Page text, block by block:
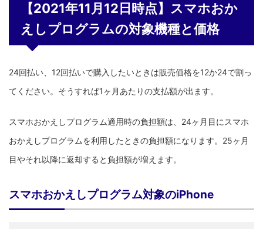
【2021年11月12日時点】スマホおか
えしプログラムの対象機種と価格
24回払い、12回払いで購入したいときは販売価格を12か24で割っ
てください。そうすれば1ヶ月あたりの支払額が出ます。
スマホおかえしプログラム適用時の負担額は、24ヶ月目にスマホ
おかえしプログラムを利用したときの負担額になります。25ヶ月
目やそれ以降に返却すると負担額が増えます。
スマホおかえしプログラム対象のiPhone